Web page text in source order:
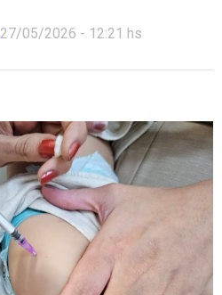
27/05/2026 - 12:21 hs